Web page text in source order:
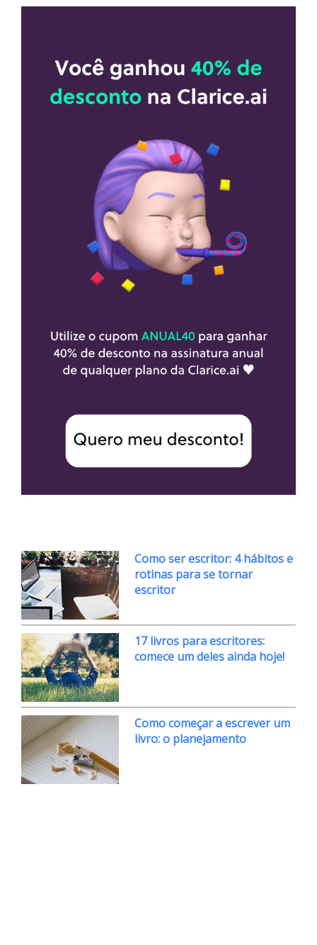
Como ser escritor: 4 hábitos e
rotinas para se tornar
escritor
17 livros para escritores:
comece um deles ainda hoje!
Como começar a escrever um
livro: o planejamento